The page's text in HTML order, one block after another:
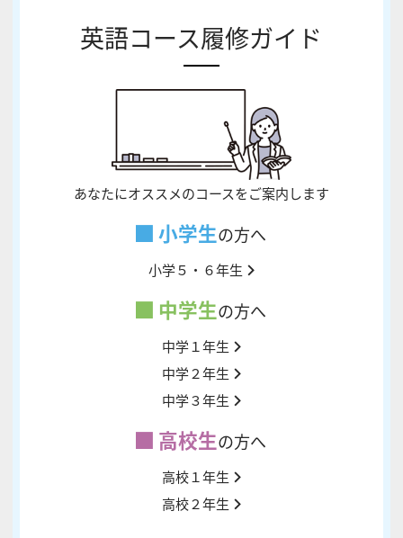
英語コース履修ガイド
あなたにオススメのコースをご案内します
小学生の方へ
小学５・６年生
中学生の方へ
中学１年生
中学２年生
中学３年生
高校生の方へ
高校１年生
高校２年生